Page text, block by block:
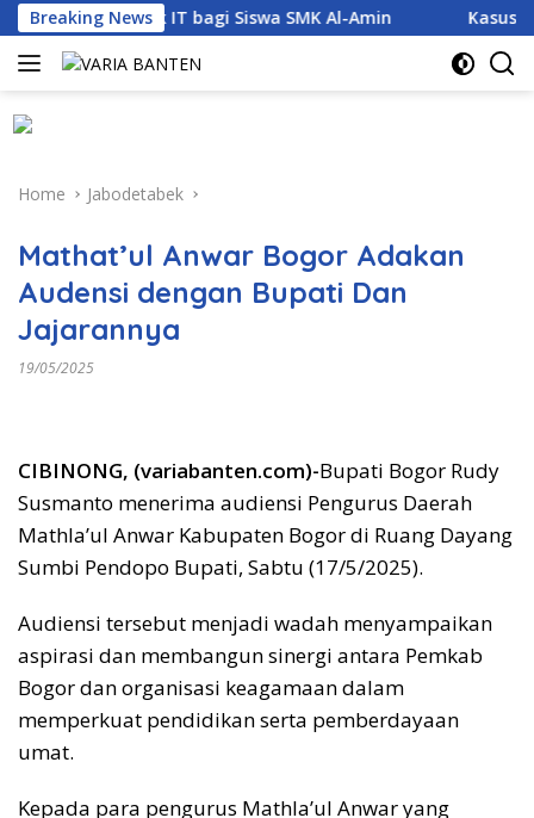
Skip
to
content
Breaking News
Proyek IT bagi Siswa SMK Al-Amin Kasus
Home Jabodetabek
Mathat’ul Anwar Bogor Adakan
Audensi dengan Bupati Dan
Jajarannya
19/05/2025
CIBINONG, (variabanten.com)-Bupati Bogor Rudy
Susmanto menerima audiensi Pengurus Daerah
Mathla’ul Anwar Kabupaten Bogor di Ruang Dayang
Sumbi Pendopo Bupati, Sabtu (17/5/2025).
Audiensi tersebut menjadi wadah menyampaikan
aspirasi dan membangun sinergi antara Pemkab
Bogor dan organisasi keagamaan dalam
memperkuat pendidikan serta pemberdayaan
umat.
Kepada para pengurus Mathla’ul Anwar yang